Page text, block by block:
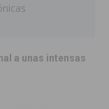
a unas intensas